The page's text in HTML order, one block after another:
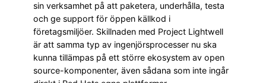
sin verksamhet på att paketera, underhålla, testa
och ge support för öppen källkod i
företagsmiljöer. Skillnaden med Project Lightwell
är att samma typ av ingenjörsprocesser nu ska
kunna tillämpas på ett större ekosystem av open
source-komponenter, även sådana som inte ingår